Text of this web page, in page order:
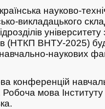
науково-
викладацького
(НТКП ВНТУ-2025)
наукових
конференцій
Робоча мова